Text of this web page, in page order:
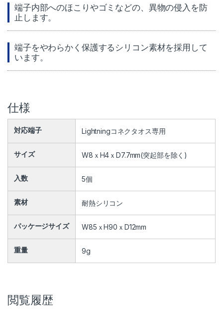
端子内部へのほこりやゴミなどの、異物の侵入を防
止します。
端子をやわらかく保護するシリコン素材を採用して
います。
仕様
対応端子 Lightningコネクタオス専用
サイズ W8ｘH4ｘD7.7mm(突起部を除く)
入数 5個
素材 耐熱シリコン
パッケージサイズ W85ｘH90ｘD12mm
重量 9g
閲覧履歴